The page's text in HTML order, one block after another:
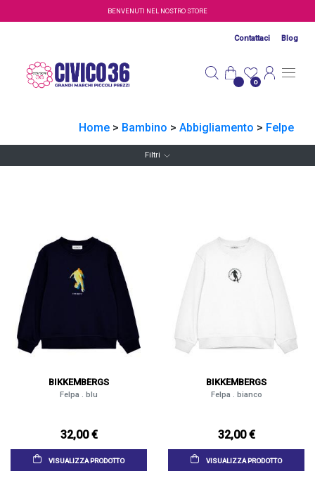
Salta al contenuto principaleBENVENUTI NEL NOSTRO STORE
Contattaci Blog
0
Home > Bambino > Abbigliamento > Felpe
Filtri
BIKKEMBERGS
Felpa . blu
32,00 €
VISUALIZZA PRODOTTO
BIKKEMBERGS
Felpa . bianco
32,00 €
VISUALIZZA PRODOTTO